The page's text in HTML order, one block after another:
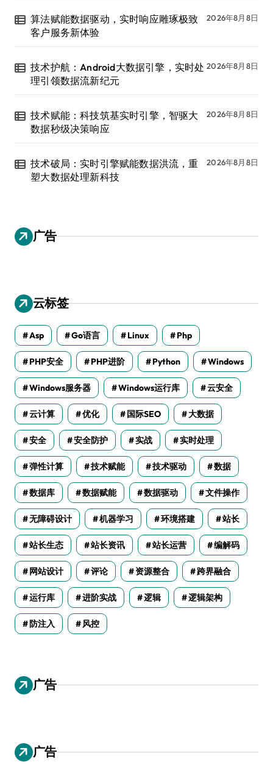
算法赋能数据驱动，实时响应雕琢极致
客户服务新体验
2026年8月8日
技术护航：Android大数据引擎，实时处
理引领数据流新纪元
2026年8月8日
技术赋能：科技筑基实时引擎，智驱大
数据秒级决策响应
2026年8月8日
技术破局：实时引擎赋能数据洪流，重
塑大数据处理新科技
2026年8月8日
广告
云标签
Asp Go语言 Linux Php
PHP安全 PHP进阶 Python Windows
Windows服务器 Windows运行库 云安全
云计算 优化 国际SEO 大数据
安全 安全防护 实战 实时处理
弹性计算 技术赋能 技术驱动 数据
数据库 数据赋能 数据驱动 文件操作
无障碍设计 机器学习 环境搭建 站长
站长生态 站长资讯 站长运营 编解码
网站设计 评论 资源整合 跨界融合
运行库 进阶实战 逻辑 逻辑架构
防注入 风控
广告
广告